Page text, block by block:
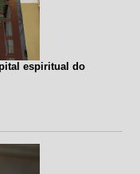
espiritual do